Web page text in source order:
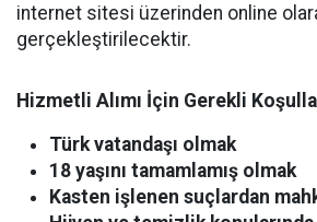
internet sitesi üzerinden online
gerçekleştirilecektir.
Hizmetli Alımı İçin Gerekli
Türk vatandaşı olmak
18 yaşını tamamlamış olmak
Kasten işlenen suçlardan